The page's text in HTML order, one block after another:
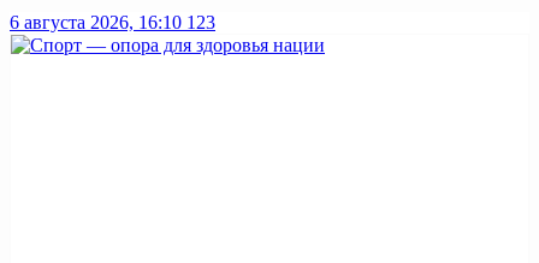
6 августа 2026, 16:10 123